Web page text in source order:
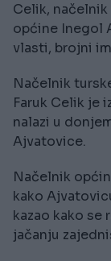
Celik,
općine Inegol
vlasti, brojni
Načelnik
Faruk Celik je
nalazi u
Ajvatovice.
Načelnik
kako
kazao kako
jačanju